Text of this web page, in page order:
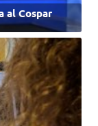
al Cospar